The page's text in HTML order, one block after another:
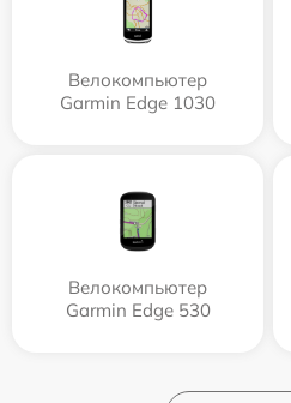
Велокомпьютер
Garmin Edge 1030
Велокомпьютер
Garmin Edge 530